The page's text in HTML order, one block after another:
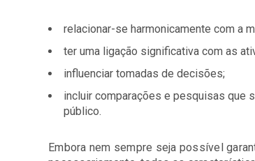
relacionar-se harmonicamente com a
ter uma ligação significativa com as
influenciar tomadas de decisões;
incluir comparações e pesquisas que
público.
Embora nem sempre seja possível